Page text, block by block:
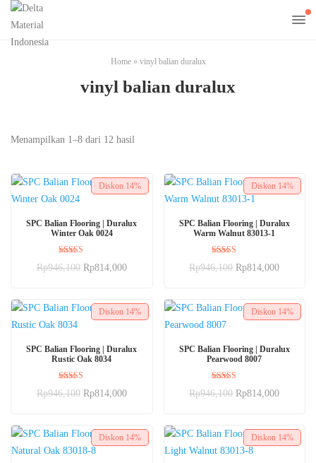
Home» vinyl balian duralux
vinyl balian duralux
Menampilkan 1–8 dari 12 hasil
Diskon 14%
SPC Balian Flooring | Duralux
Winter Oak 0024
Dinilai
5.00
Rp946,100 Rp814,000
Diskon 14%
SPC Balian Flooring | Duralux
Warm Walnut 83013-1
Dinilai
5.00
Rp946,100 Rp814,000
Diskon 14%
SPC Balian Flooring | Duralux
Rustic Oak 8034
Dinilai
5.00
Rp946,100 Rp814,000
Diskon 14%
SPC Balian Flooring | Duralux
Pearwood 8007
Dinilai
5.00
Rp946,100 Rp814,000
Diskon 14% Diskon 14%